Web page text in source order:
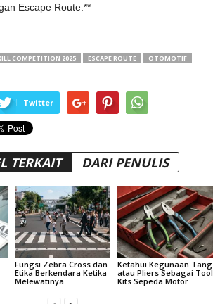
Escape Route.**
COMPETITION 2025 ESCAPE ROUTE
OTOMOTIF
Twitter
TERKAIT DARI PENULIS
Fungsi Zebra Cross dan
Etika Berkendara Ketika
Melewatinya
Ketahui Kegunaan Tang
atau Pliers Sebagai Tool
Kits Sepeda Motor